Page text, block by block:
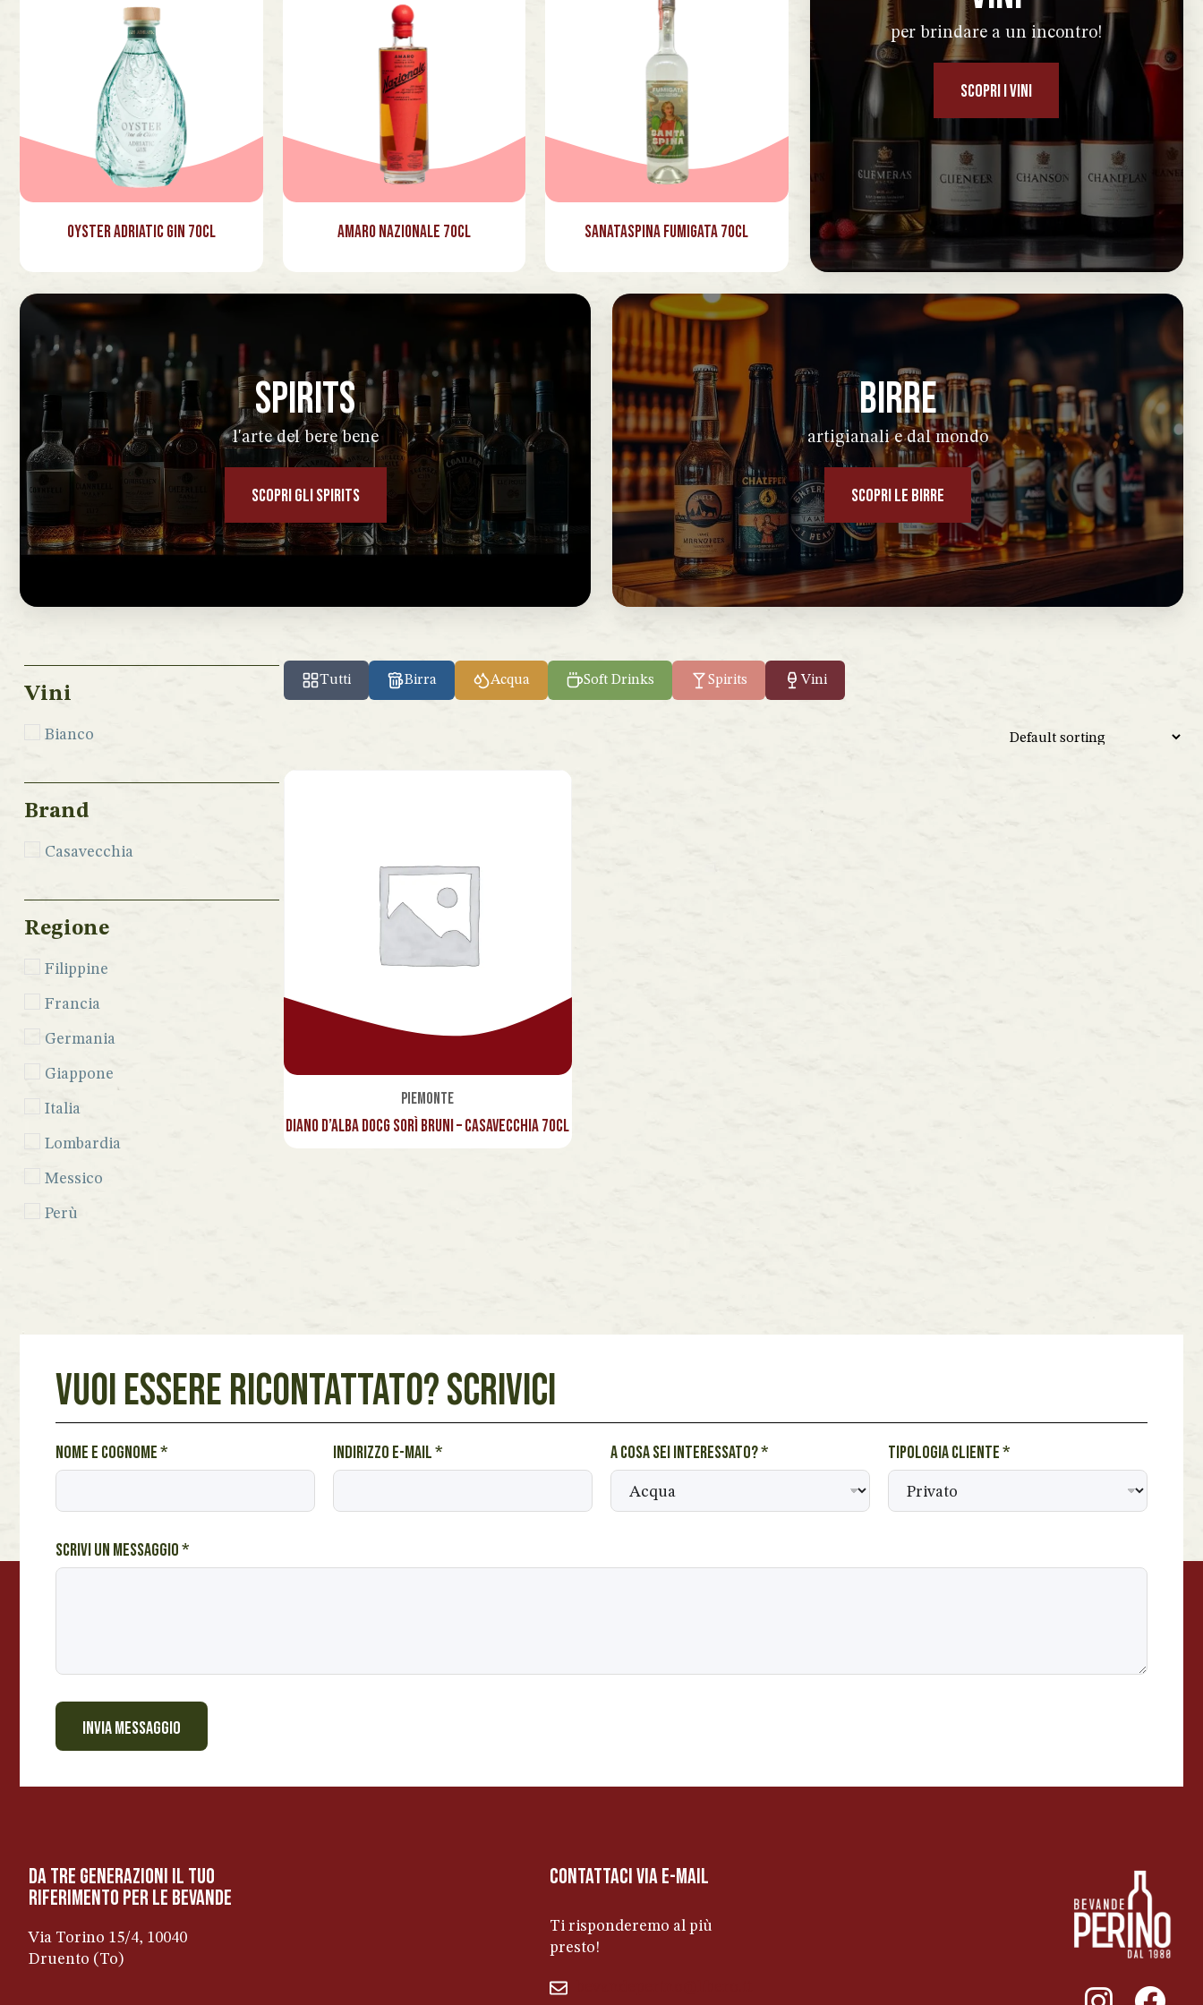
Oyster Adriatic Gin 70cl Amaro Nazionale 70cl Sanataspina Fumigata 70cl
per brindare a un incontro!
SCOPRI I VINI
SPIRITS
l'arte del bere bene
SCOPRI GLI SPIRITS
BIRRE
artigianali e dal mondo
SCOPRI LE BIRRE
Vini
Bianco
Brand
Casavecchia
Regione
Filippine
Francia
Germania
Giappone
Italia
Lombardia
Messico
Perù
Vietnam
Lazio
Marche
Tutti Birra Acqua Soft Drinks Spirits Vini
Piemonte
Diano d’Alba DOCG Sorì Bruni – Casavecchia 70cl
VUOI ESSERE RICONTATTATO? SCRIVICI
Nome e cognome*
m
Indirizzo e-mail* A cosa sei interessato?* Tipologia cliente*
Scrivi un messaggio*
INVIA MESSAGGIO
da tre generazioni il tuo
riferimento per le bevanDe
Via Torino 15/4, 10040
Druento (To)
contattaci via e-mail
Ti risponderemo al più
presto!
011ENTERPRISE.COM